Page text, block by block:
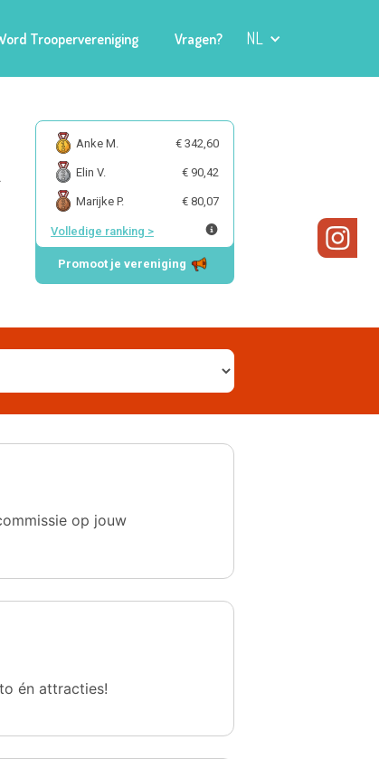
Troopervereniging Vragen? NL
Anke M. € 342,60
Elin V. € 90,42
Marijke P. € 80,07
Volledige ranking >
Promoot je vereniging
op jouw
én attracties!